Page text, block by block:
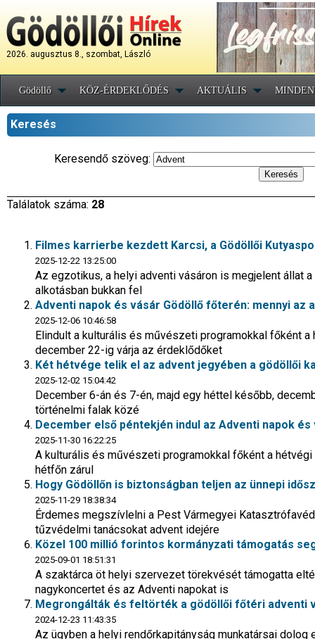
2026. augusztus 8., szombat, László
Gödöllő KÖZ-ÉRDEKLŐDÉS AKTUÁLIS
Keresés
Keresendő szöveg:
Találatok száma: 28
Filmes karrierbe kezdett Karcsi, a Gödöllői
2025-12-22 13:25:00
Az egzotikus, a helyi adventi vásáron is megjelent állat
alkotásban bukkan fel
Adventi napok és vásár Gödöllő főterén: mennyi az
2025-12-06 10:46:58
Elindult a kulturális és művészeti programokkal főként
december 22-ig várja az érdeklődőket
Két hétvége telik el az advent jegyében a gödöllői
2025-12-02 15:04:42
December 6-án és 7-én, majd egy héttel később,
történelmi falak közé
December első péntekjén indul az Adventi napok
2025-11-30 16:22:25
A kulturális és művészeti programokkal főként a
hétfőn zárul
Hogy Gödöllőn is biztonságban teljen az ünnepi
2025-11-29 18:38:34
Érdemes megszívlelni a Pest Vármegyei
tűzvédelmi tanácsokat advent idejére
Közel 100 millió forintos kormányzati támogatás
2025-09-01 18:51:31
A szaktárca öt helyi szervezet törekvését támogatta
nagykoncertet és az Adventi napokat is
Megrongálták és feltörték a gödöllői főtéri adventi
2024-12-23 11:43:35
Az ügyben a helyi rendőrkapitányság munkatársai